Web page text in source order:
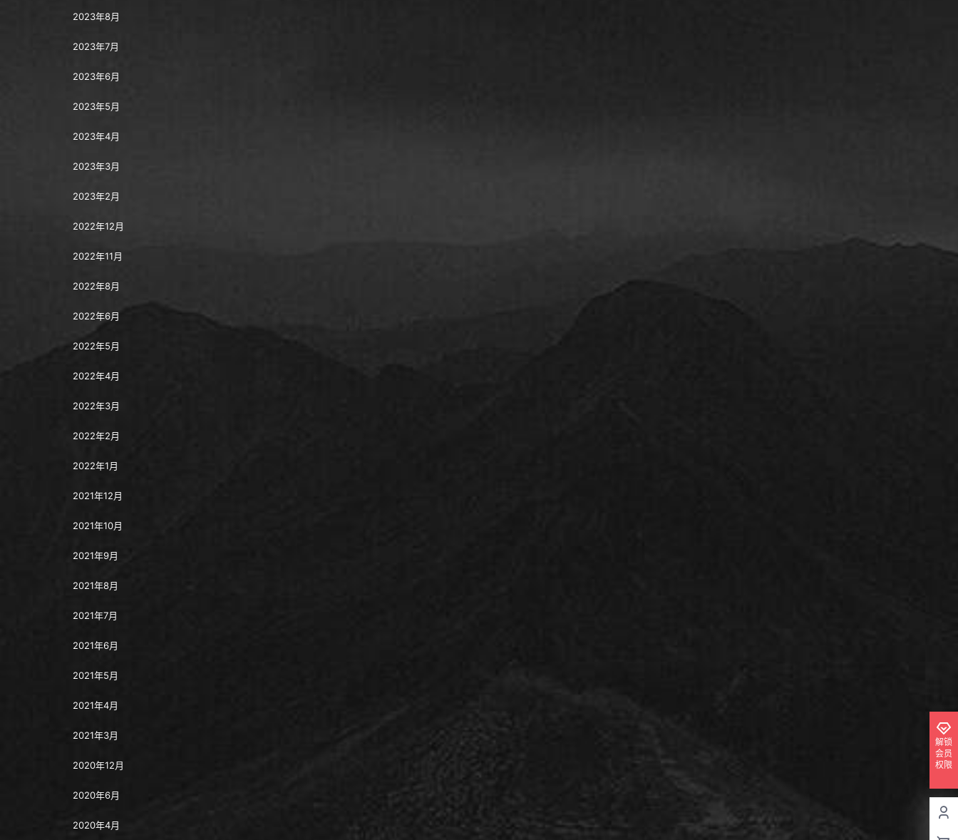
解锁
会员
权限
2023年8月
2023年7月
2023年6月
2023年5月
2023年4月
2023年3月
2023年2月
2022年12月
2022年11月
2022年8月
2022年6月
2022年5月
2022年4月
2022年3月
2022年2月
2022年1月
2021年12月
2021年10月
2021年9月
2021年8月
2021年7月
2021年6月
2021年5月
2021年4月
2021年3月
2020年12月
2020年6月
2020年4月